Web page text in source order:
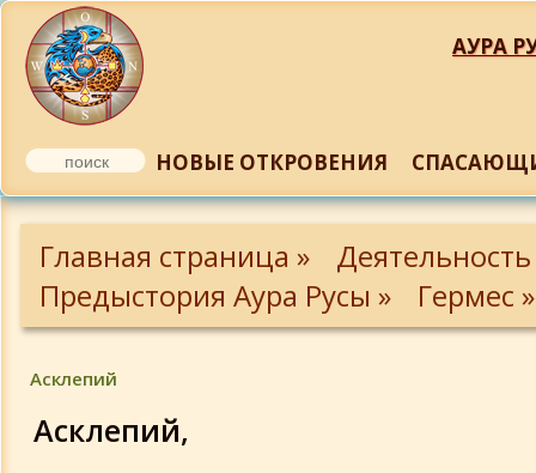
АУРА
НОВЫЕ ОТКРОВЕНИЯ
Главная страница »
Предыстория Аура Русы »
Гермес »
Асклепий
Асклепий,
Пэмандр - пастырь человеческий
Вселенская речь
Триждывеличайшего
Кубок, или Единство